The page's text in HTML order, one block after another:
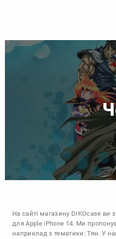
На сайті магазину DIKOcase ви
для Apple iPhone 14. Ми
наприклад з тематики:Тян. У